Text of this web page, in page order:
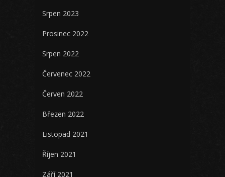
Srpen 2023
Prosinec 2022
Srpen 2022
Červenec 2022
Červen 2022
Březen 2022
Listopad 2021
Říjen 2021
Září 2021